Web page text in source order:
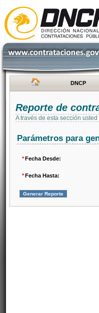
DNCP
Reporte de
A través de esta sección
Parámetros para
*Fecha Desde:
*Fecha Hasta: